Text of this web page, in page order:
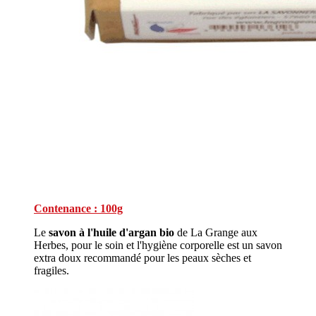
Contenance : 100g
Le savon à l'huile d'argan bio de La Grange aux
Herbes, pour le soin et l'hygiène corporelle est un savon
extra doux recommandé pour les peaux sèches et
fragiles.